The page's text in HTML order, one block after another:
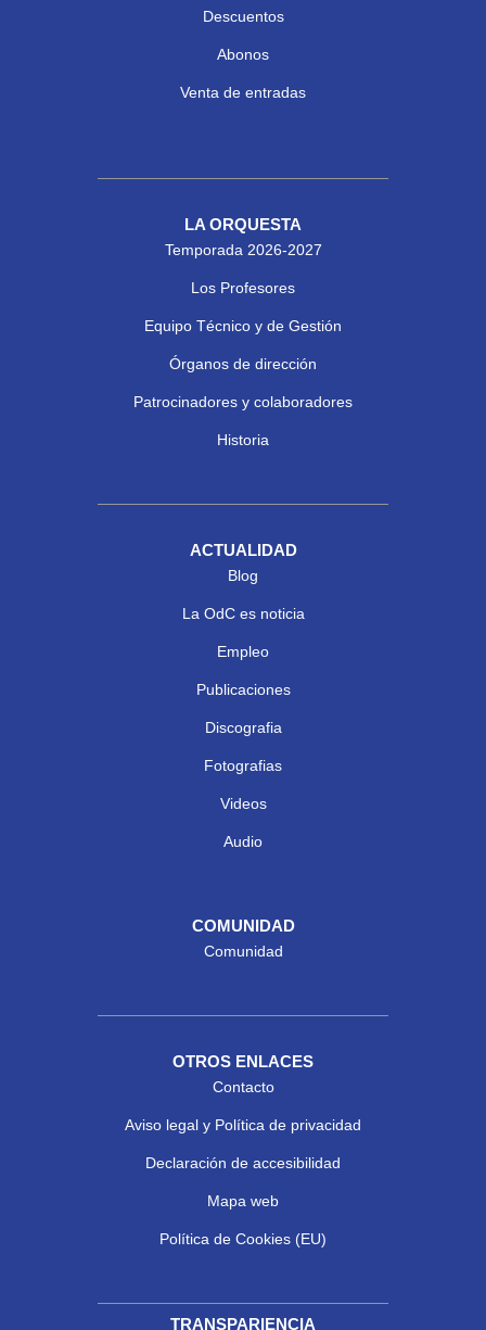
Descuentos
Abonos
Venta de entradas
LA ORQUESTA
Temporada 2026-2027
Los Profesores
Equipo Técnico y de Gestión
Órganos de dirección
Patrocinadores y colaboradores
Historia
ACTUALIDAD
Blog
La OdC es noticia
Empleo
Publicaciones
Discografia
Fotografias
Videos
Audio
COMUNIDAD
Comunidad
OTROS ENLACES
Contacto
Aviso legal y Política de privacidad
Declaración de accesibilidad
Mapa web
Política de Cookies (EU)
TRANSPARIENCIA